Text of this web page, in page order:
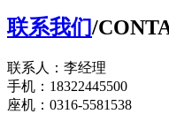
联系我们/
联系人：李经理
手机：18322445500
座机：0316-5581538